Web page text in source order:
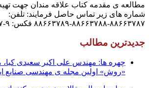
مطالعه ی مقدمه کتاب علاقه مندان جهت تهیه
شماره های زیر تماس حاصل فرمایند: تلفن:
۸۸۶۶۳۷۸۷-۸۸۶۶۳۷۸۸-۸۸۶۶۳۷۸۹ فکس: ۹-۸۸۶۶۳۷۸۷
جدیدترین مطالب
چهره ها: مهندس علی اکبر سعیدی
«روش» اولین مجله ی مهندسی صنایع